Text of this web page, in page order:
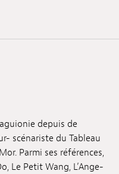
depuis de
scénariste du Tableau
Parmi ses références,
Le Petit Wang, L’Ange-